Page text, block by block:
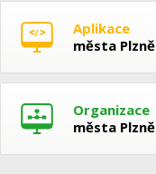
Aplikace
města Plzně
Organizace
města Plzně